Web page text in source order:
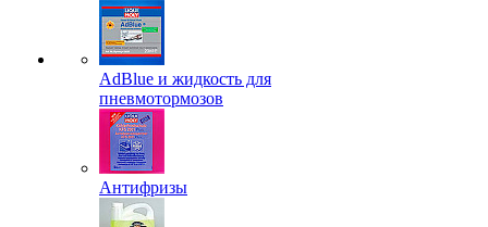
AdBlue и жидкость для
пневмотормозов
Антифризы